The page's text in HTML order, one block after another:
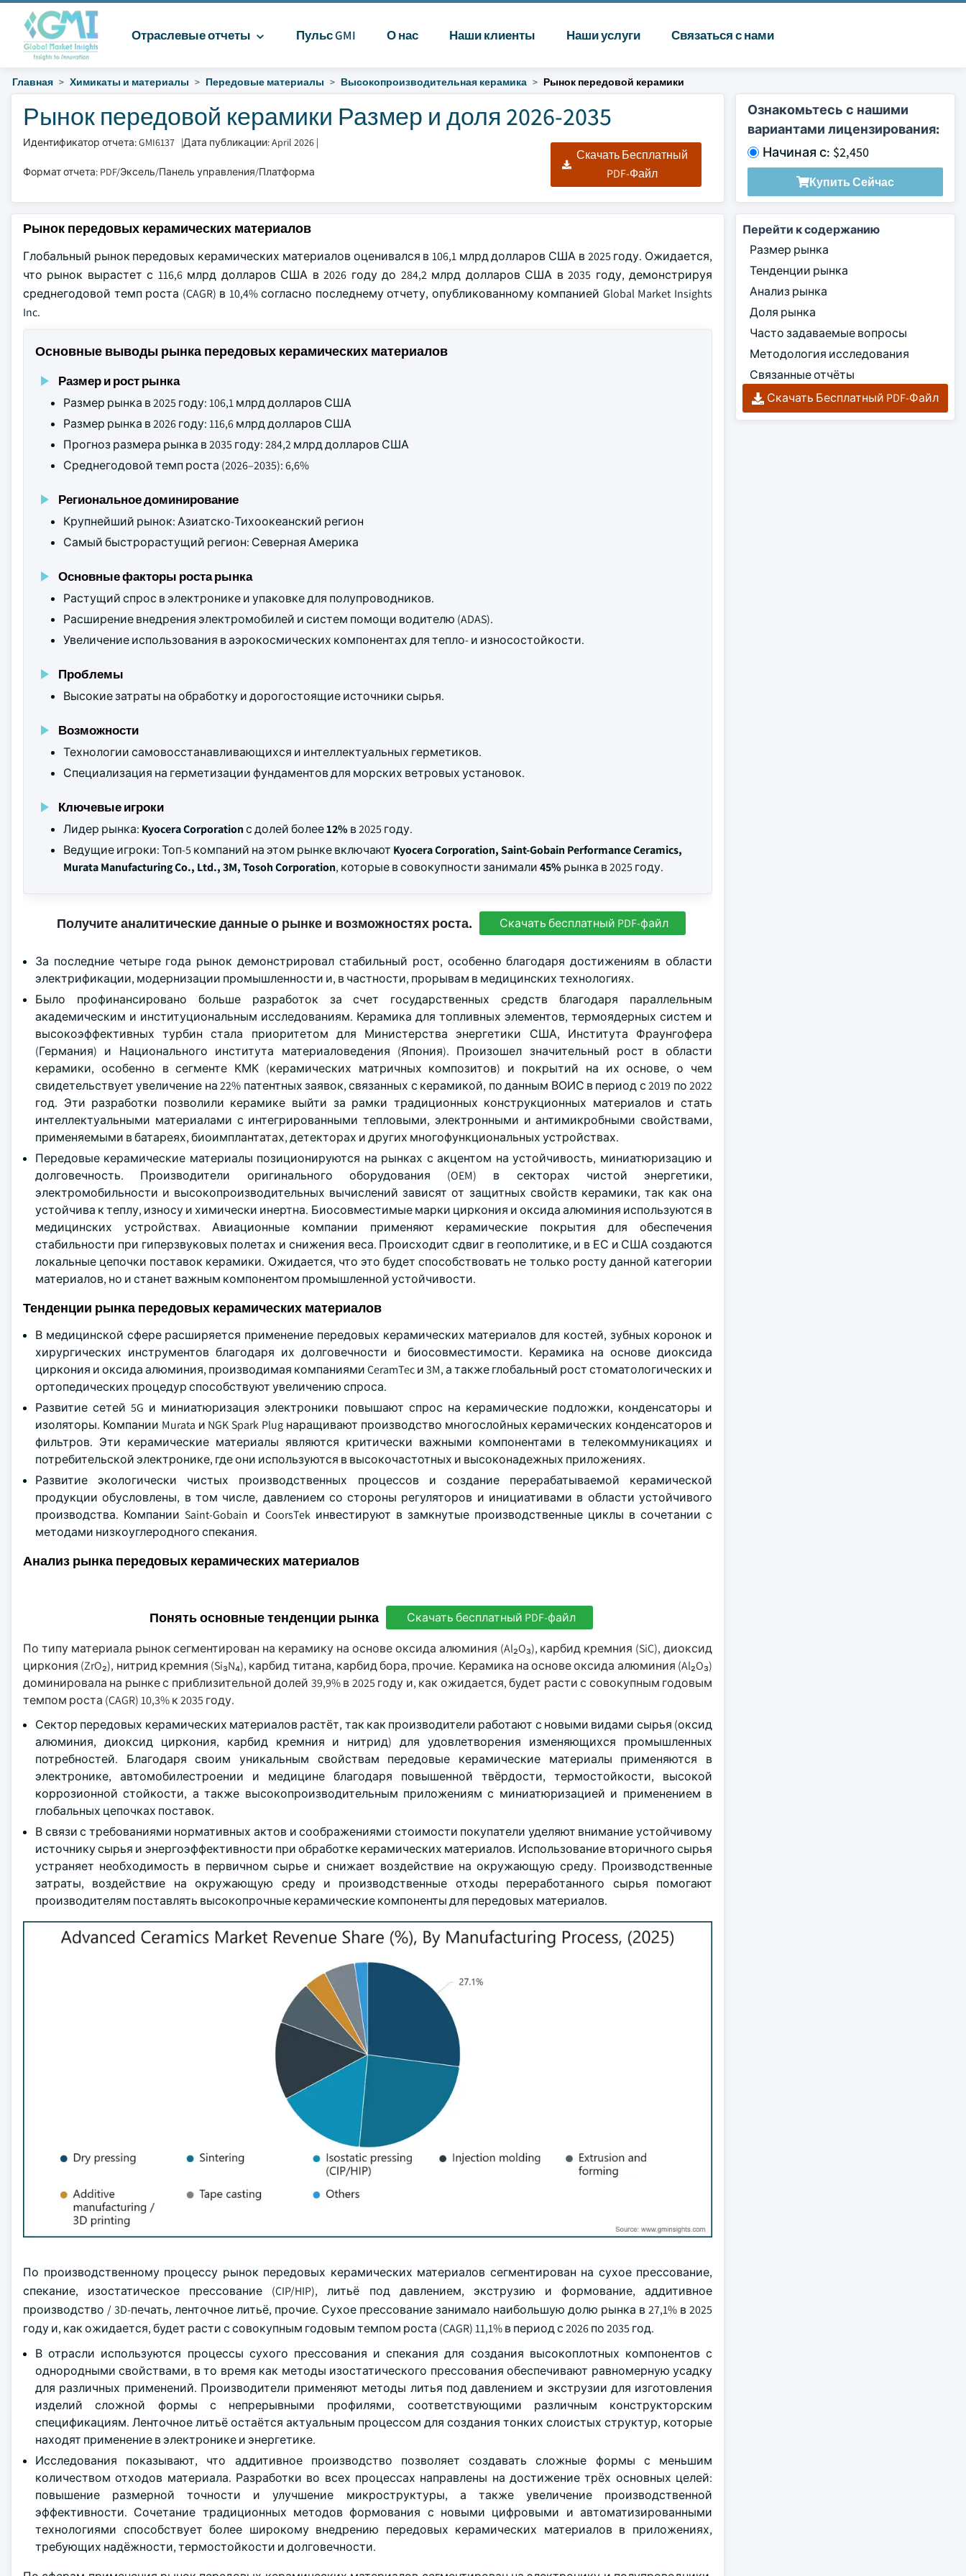
Отраслевые отчеты Пульс GMI О нас Наши клиенты Наши услуги Связаться с нами
Главная Химикаты и материалы Передовые материалы Высокопроизводительная керамика Рынок передовой керамики
Рынок передовой керамики Размер и доля 2026-2035
Идентификатор отчета: GMI6137 |Дата публикации: April 2026 |
Формат отчета: PDF/Эксель/Панель управления/Платформа
Скачать Бесплатный
PDF-Файл
Ознакомьтесь с нашими
вариантами лицензирования:
Начиная с: $2,450
Купить Сейчас
Рынок передовых керамических материалов
Глобальный рынок передовых керамических материалов оценивался в 106,1 млрд долларов США в 2025 году. Ожидается,
что рынок вырастет с 116,6 млрд долларов США в 2026 году до 284,2 млрд долларов США в 2035 году, демонстрируя
среднегодовой темп роста (CAGR) в 10,4% согласно последнему отчету, опубликованному компанией Global Market Insights
Inc.
Основные выводы рынка передовых керамических материалов
Размер и рост рынка
Размер рынка в 2025 году: 106,1 млрд долларов США
Размер рынка в 2026 году: 116,6 млрд долларов США
Прогноз размера рынка в 2035 году: 284,2 млрд долларов США
Среднегодовой темп роста (2026–2035): 6,6%
Региональное доминирование
Крупнейший рынок: Азиатско-Тихоокеанский регион
Самый быстрорастущий регион: Северная Америка
Основные факторы роста рынка
Растущий спрос в электронике и упаковке для полупроводников.
Расширение внедрения электромобилей и систем помощи водителю (ADAS).
Увеличение использования в аэрокосмических компонентах для тепло- и износостойкости.
Проблемы
Высокие затраты на обработку и дорогостоящие источники сырья.
Возможности
Технологии самовосстанавливающихся и интеллектуальных герметиков.
Специализация на герметизации фундаментов для морских ветровых установок.
Ключевые игроки
Лидер рынка: Kyocera Corporationс долей более12% в 2025 году.
Ведущие игроки: Топ-5 компаний на этом рынке включают Kyocera Corporation, Saint-Gobain Performance Ceramics,
Murata Manufacturing Co., Ltd., 3M, Tosoh Corporation, которые в совокупности занимали45% рынка в 2025 году.
Получите аналитические данные о рынке и возможностях роста. Скачать бесплатный PDF-файл
За последние четыре года рынок демонстрировал стабильный рост, особенно благодаря достижениям в области
электрификации, модернизации промышленности и, в частности, прорывам в медицинских технологиях.
Было профинансировано больше разработок за счет государственных средств благодаря параллельным
академическим и институциональным исследованиям. Керамика для топливных элементов, термоядерных систем и
высокоэффективных турбин стала приоритетом для Министерства энергетики США, Института Фраунгофера
(Германия) и Национального института материаловедения (Япония). Произошел значительный рост в области
керамики, особенно в сегменте КМК (керамических матричных композитов) и покрытий на их основе, о чем
свидетельствует увеличение на 22% патентных заявок, связанных с керамикой, по данным ВОИС в период с 2019 по 2022
год. Эти разработки позволили керамике выйти за рамки традиционных конструкционных материалов и стать
интеллектуальными материалами с интегрированными тепловыми, электронными и антимикробными свойствами,
применяемыми в батареях, биоимплантатах, детекторах и других многофункциональных устройствах.
Передовые керамические материалы позиционируются на рынках с акцентом на устойчивость, миниатюризацию и
долговечность. Производители оригинального оборудования (OEM) в секторах чистой энергетики,
электромобильности и высокопроизводительных вычислений зависят от защитных свойств керамики, так как она
устойчива к теплу, износу и химически инертна. Биосовместимые марки циркония и оксида алюминия используются в
медицинских устройствах. Авиационные компании применяют керамические покрытия для обеспечения
стабильности при гиперзвуковых полетах и снижения веса. Происходит сдвиг в геополитике, и в ЕС и США создаются
локальные цепочки поставок керамики. Ожидается, что это будет способствовать не только росту данной категории
материалов, но и станет важным компонентом промышленной устойчивости.
Тенденции рынка передовых керамических материалов
В медицинской сфере расширяется применение передовых керамических материалов для костей, зубных коронок и
хирургических инструментов благодаря их долговечности и биосовместимости. Керамика на основе диоксида
циркония и оксида алюминия, производимая компаниями CeramTec и 3M, а также глобальный рост стоматологических и
ортопедических процедур способствуют увеличению спроса.
Развитие сетей 5G и миниатюризация электроники повышают спрос на керамические подложки, конденсаторы и
изоляторы. Компании Murata и NGK Spark Plug наращивают производство многослойных керамических конденсаторов и
фильтров. Эти керамические материалы являются критически важными компонентами в телекоммуникациях и
потребительской электронике, где они используются в высокочастотных и высоконадежных приложениях.
Развитие экологически чистых производственных процессов и создание перерабатываемой керамической
продукции обусловлены, в том числе, давлением со стороны регуляторов и инициативами в области устойчивого
производства. Компании Saint-Gobain и CoorsTek инвестируют в замкнутые производственные циклы в сочетании с
методами низкоуглеродного спекания.
Анализ рынка передовых керамических материалов
Понять основные тенденции рынка Скачать бесплатный PDF-файл
По типу материала рынок сегментирован на керамику на основе оксида алюминия (Al₂O₃), карбид кремния (SiC), диоксид
циркония (ZrO₂), нитрид кремния (Si₃N₄), карбид титана, карбид бора, прочие. Керамика на основе оксида алюминия (Al₂O₃)
доминировала на рынке с приблизительной долей 39,9% в 2025 году и, как ожидается, будет расти с совокупным годовым
темпом роста (CAGR) 10,3% к 2035 году.
Сектор передовых керамических материалов растёт, так как производители работают с новыми видами сырья (оксид
алюминия, диоксид циркония, карбид кремния и нитрид) для удовлетворения изменяющихся промышленных
потребностей. Благодаря своим уникальным свойствам передовые керамические материалы применяются в
электронике, автомобилестроении и медицине благодаря повышенной твёрдости, термостойкости, высокой
коррозионной стойкости, а также высокопроизводительным приложениям с миниатюризацией и применением в
глобальных цепочках поставок.
В связи с требованиями нормативных актов и соображениями стоимости покупатели уделяют внимание устойчивому
источнику сырья и энергоэффективности при обработке керамических материалов. Использование вторичного сырья
устраняет необходимость в первичном сырье и снижает воздействие на окружающую среду. Производственные
затраты, воздействие на окружающую среду и производственные отходы переработанного сырья помогают
производителям поставлять высокопрочные керамические компоненты для передовых материалов.
По производственному процессу рынок передовых керамических материалов сегментирован на сухое прессование,
спекание, изостатическое прессование (CIP/HIP), литьё под давлением, экструзию и формование, аддитивное
производство / 3D-печать, ленточное литьё, прочие. Сухое прессование занимало наибольшую долю рынка в 27,1% в 2025
году и, как ожидается, будет расти с совокупным годовым темпом роста (CAGR) 11,1% в период с 2026 по 2035 год.
В отрасли используются процессы сухого прессования и спекания для создания высокоплотных компонентов с
однородными свойствами, в то время как методы изостатического прессования обеспечивают равномерную усадку
для различных применений. Производители применяют методы литья под давлением и экструзии для изготовления
изделий сложной формы с непрерывными профилями, соответствующими различным конструкторским
спецификациям. Ленточное литьё остаётся актуальным процессом для создания тонких слоистых структур, которые
находят применение в электронике и энергетике.
Исследования показывают, что аддитивное производство позволяет создавать сложные формы с меньшим
количеством отходов материала. Разработки во всех процессах направлены на достижение трёх основных целей:
повышение размерной точности и улучшение микроструктуры, а также увеличение производственной
эффективности. Сочетание традиционных методов формования с новыми цифровыми и автоматизированными
технологиями способствует более широкому внедрению передовых керамических материалов в приложениях,
требующих надёжности, термостойкости и долговечности.
Перейти к содержанию
Размер рынка
Тенденции рынка
Анализ рынка
Доля рынка
Часто задаваемые вопросы
Методология исследования
Связанные отчёты
Скачать Бесплатный PDF-Файл